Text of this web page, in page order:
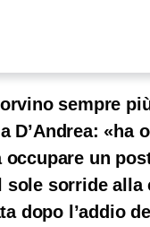
sempre
D’Andrea: «ha
occupare un
sole sorride alla
dopo l’addio